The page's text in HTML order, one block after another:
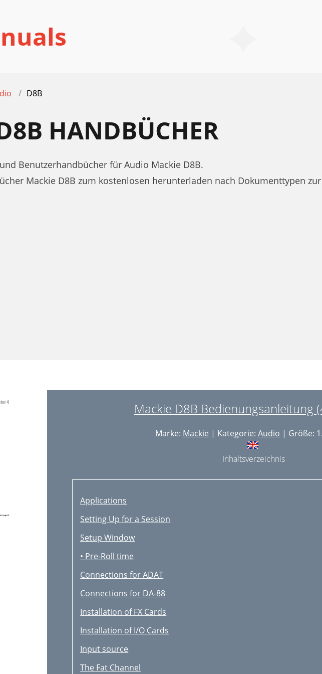
D8B
HANDBÜCHER
Benutzerhandbücher für Audio Mackie D8B.
Mackie D8B zum kostenlosen herunterladen nach Dokumenttypen
Mackie D8B Bedienungsanleitung
Marke: Mackie | Kategorie: Audio | Größe:
Inhaltsverzeichnis
Applications
Setting Up for a Session
Setup Window
• Pre-Roll time
Connections for ADAT
Connections for DA-88
Installation of FX Cards
Installation of I/O Cards
Input source
The Fat Channel